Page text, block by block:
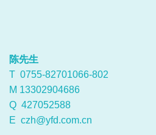
陈先生
T 0755-82701066-802
M 13302904686
Q 427052588
E czh@yfd.com.cn